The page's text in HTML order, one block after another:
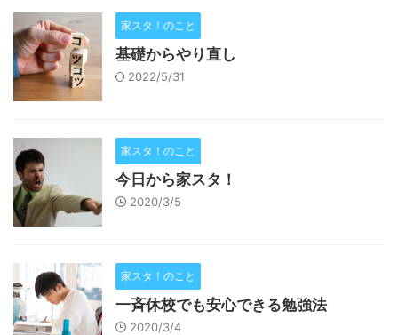
家スタ！のこと
基礎からやり直し
2022/5/31
家スタ！のこと
今日から家スタ！
2020/3/5
家スタ！のこと
一斉休校でも安心できる勉強法
2020/3/4